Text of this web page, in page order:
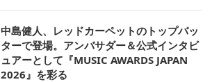
中島健人、レッドカーペットのトップバッ
ターで登場。アンバサダー＆公式インタビ
ュアーとして『MUSIC AWARDS JAPAN
2026』を彩る